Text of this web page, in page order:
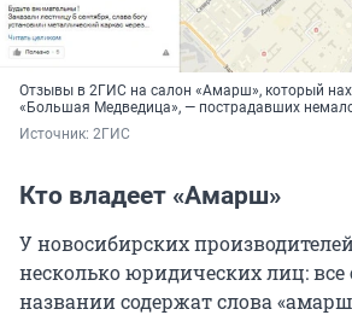
Отзывы в 2ГИС на салон «Амарш», который
«Большая Медведица», — пострадавших
Источник: 2ГИС
Кто владеет «Амарш»
У новосибирских
несколько юридических лиц: все
названии содержат слова